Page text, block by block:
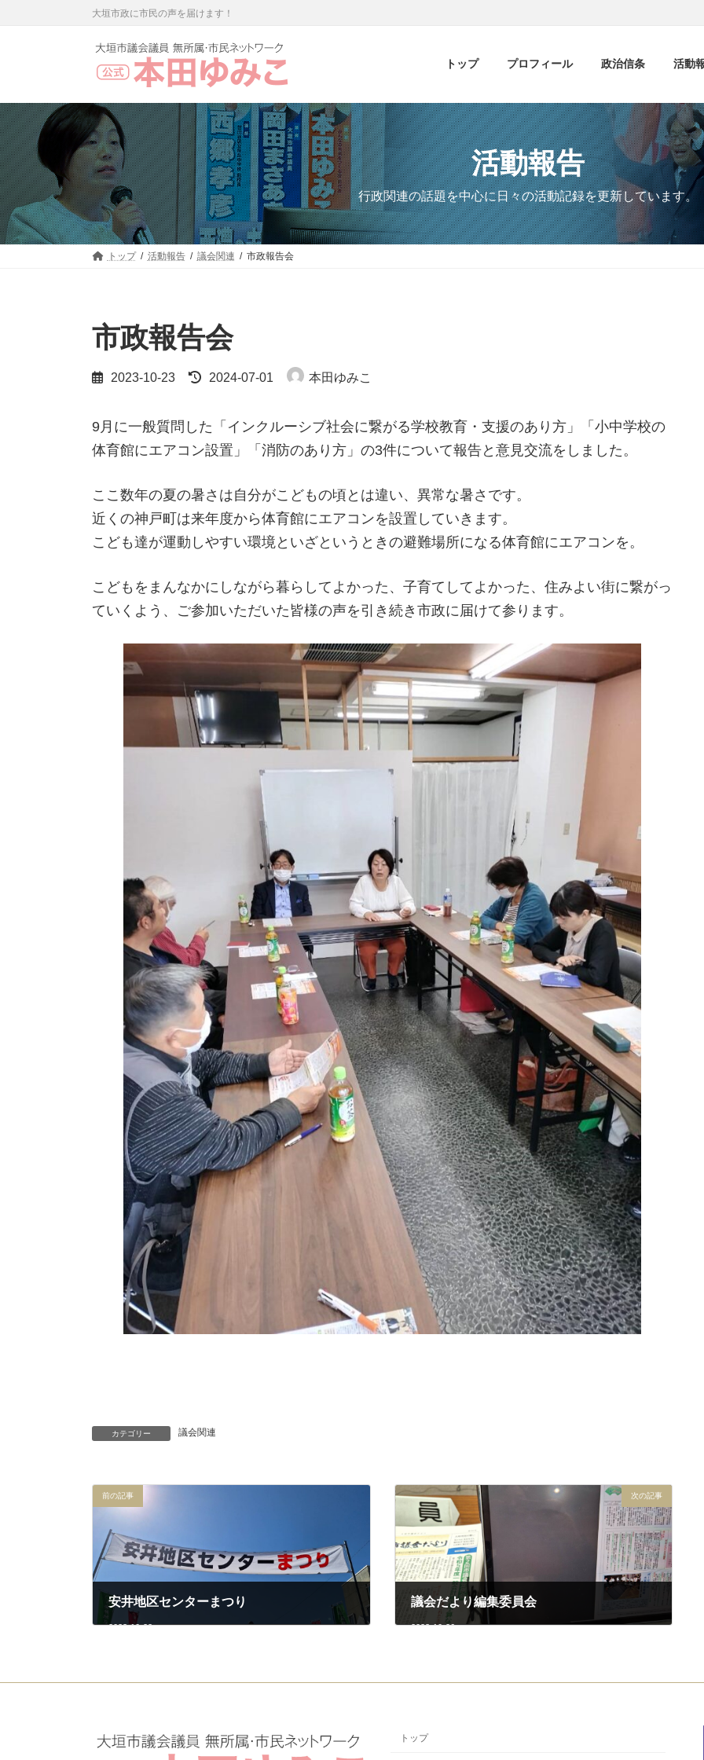
へ
ス
キ
ッ
プ
ョ
ン
に
移
動
大垣市政に市民の声を届けます！
トップ プロフィール 政治信条 活動
活動報告
行政関連の話題を中心に日々の活動記録を更新しています。
トップ 活動報告 議会関連 市政報告会
市政報告会
2023-10-23
最
新
日
時
2024-07-01 本田ゆみこ
9月に一般質問した「インクルーシブ社会に繋がる学校教育・支援のあり方」「小中学校の
体育館にエアコン設置」「消防のあり方」の3件について報告と意見交流をしました。
ここ数年の夏の暑さは自分がこどもの頃とは違い、異常な暑さです。
近くの神戸町は来年度から体育館にエアコンを設置していきます。
こども達が運動しやすい環境といざというときの避難場所になる体育館にエアコンを。
こどもをまんなかにしながら暮らしてよかった、子育てしてよかった、住みよい街に繋がっ
ていくよう、ご参加いただいた皆様の声を引き続き市政に届けて参ります。
カテゴリー 議会関連
前の記事
安井地区センターまつり
2023-10-22
次の記事
議会だより編集委員会
2023-10-26
トップ